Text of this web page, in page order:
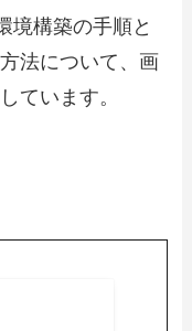
境構築の手順と
法について、画
ています。